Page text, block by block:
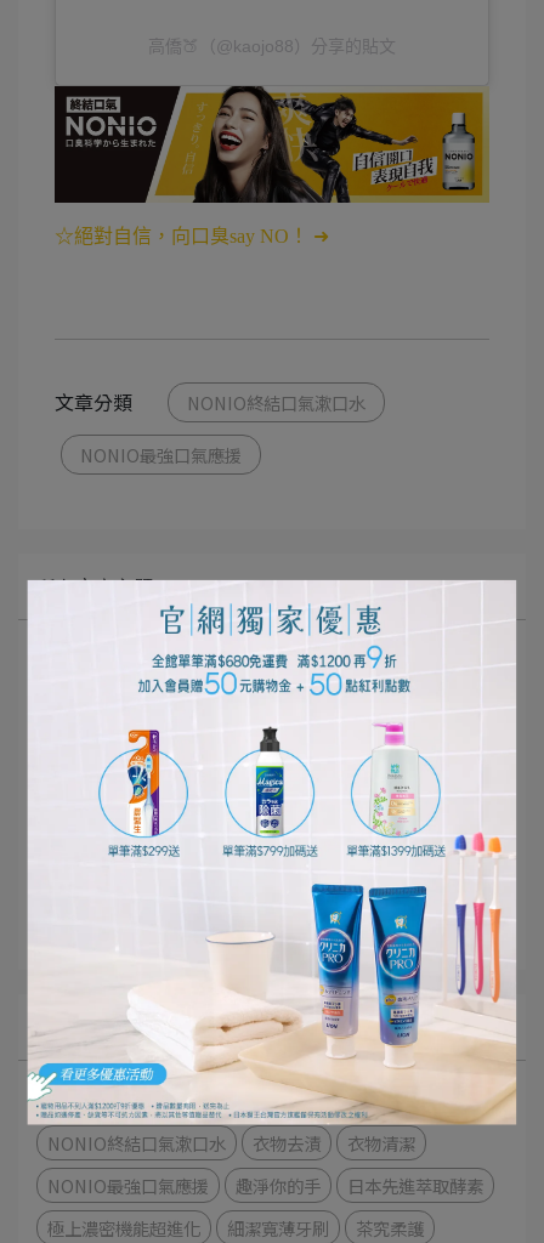
高僑🍑（@kaojo88）分享的貼文
☆絕對自信，向口臭say NO！ ➜
文章分類 NONIO終結口氣漱口水
NONIO最強口氣應援
所有文章主題
口腔清潔護理
個人清潔保養
居家清潔打掃
寵物健康生活
影音專區
文章分類
極緻口腔呵護體驗
細潔適齦佳極緻8效系列
NONIO終結口氣漱口水
衣物去漬
衣物清潔
NONIO最強口氣應援
趣淨你的手
日本先進萃取酵素
極上濃密機能超進化
細潔寬薄牙刷
茶究柔護